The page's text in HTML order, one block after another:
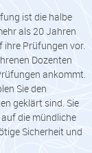
ist die halbe
als 20 Jahren
Prüfungen vor.
Dozenten
ankommt.
Sie den
geklärt sind. Sie
die mündliche
Sicherheit und